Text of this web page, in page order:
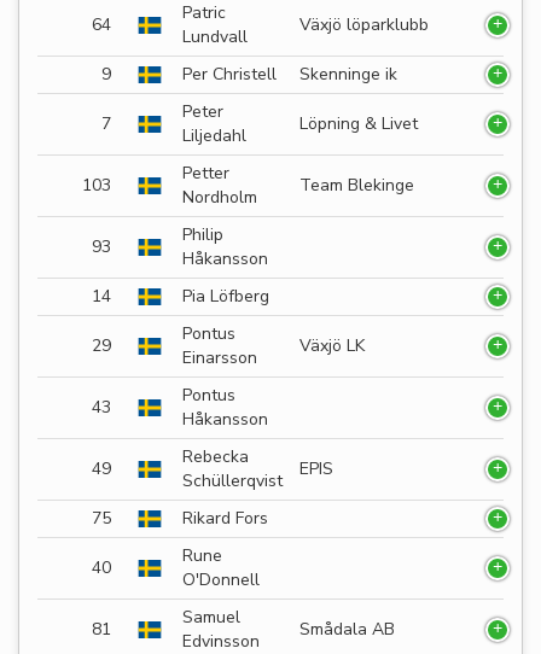
64
Patric
Lundvall
Växjö löparklubb
9 Per Christell Skenninge ik
7
Peter
Liljedahl
Löpning & Livet
103
Petter
Nordholm
Team Blekinge
93
Philip
Håkansson
14
Pia Löfberg
29
Pontus
Einarsson
Växjö LK
43
Pontus
Håkansson
49
Rebecka
Schüllerqvist
EPIS
75 Rikard Fors
40
Rune
O'Donnell
81
Samuel
Edvinsson
Smådala AB